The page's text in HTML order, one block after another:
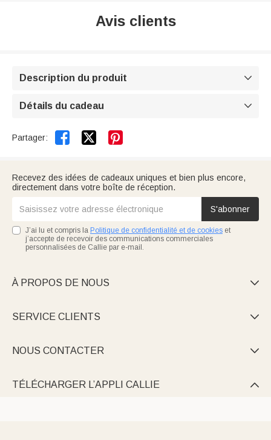
Avis clients
Description du produit 
Détails du cadeau 
Partager:  
Recevez des idées de cadeaux uniques et bien plus encore,
directement dans votre boîte de réception.
S'abonner
J’ai lu et compris la Politique de confidentialité et de cookies et
j’accepte de recevoir des communications commerciales
personnalisées de Callie par e-mail.
À PROPOS DE NOUS 
SERVICE CLIENTS 
NOUS CONTACTER 
TÉLÉCHARGER L’APPLI CALLIE 